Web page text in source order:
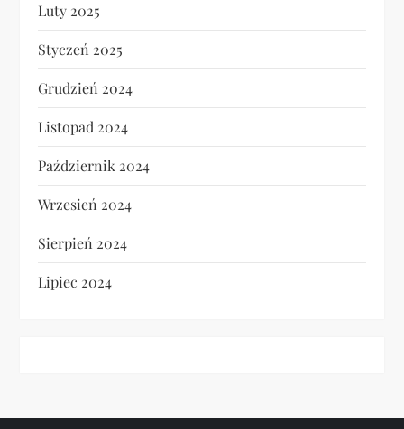
Luty 2025
Styczeń 2025
Grudzień 2024
Listopad 2024
Październik 2024
Wrzesień 2024
Sierpień 2024
Lipiec 2024